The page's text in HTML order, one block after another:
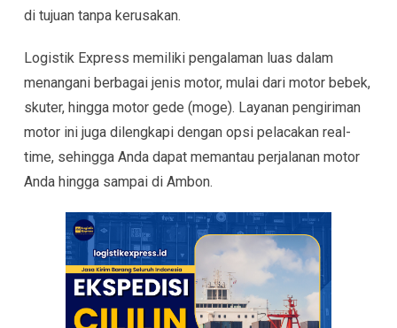
di tujuan tanpa kerusakan.
Logistik Express memiliki pengalaman luas dalam
menangani berbagai jenis motor, mulai dari motor bebek,
skuter, hingga motor gede (moge). Layanan pengiriman
motor ini juga dilengkapi dengan opsi pelacakan real-
time, sehingga Anda dapat memantau perjalanan motor
Anda hingga sampai di Ambon.